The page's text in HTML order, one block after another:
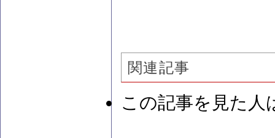
関連記事
この記事を見た人